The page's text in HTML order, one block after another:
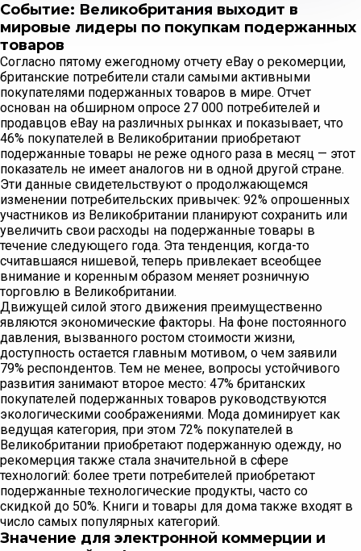
Событие: Великобритания выходит в
мировые лидеры по покупкам подержанных
товаров
Согласно пятому ежегодному отчету eBay о рекомерции,
британские потребители стали самыми активными
покупателями подержанных товаров в мире. Отчет
основан на обширном опросе 27 000 потребителей и
продавцов eBay на различных рынках и показывает, что
46% покупателей в Великобритании приобретают
подержанные товары не реже одного раза в месяц — этот
показатель не имеет аналогов ни в одной другой стране.
Эти данные свидетельствуют о продолжающемся
изменении потребительских привычек: 92% опрошенных
участников из Великобритании планируют сохранить или
увеличить свои расходы на подержанные товары в
течение следующего года. Эта тенденция, когда-то
считавшаяся нишевой, теперь привлекает всеобщее
внимание и коренным образом меняет розничную
торговлю в Великобритании.
Движущей силой этого движения преимущественно
являются экономические факторы. На фоне постоянного
давления, вызванного ростом стоимости жизни,
доступность остается главным мотивом, о чем заявили
79% респондентов. Тем не менее, вопросы устойчивого
развития занимают второе место: 47% британских
покупателей подержанных товаров руководствуются
экологическими соображениями. Мода доминирует как
ведущая категория, при этом 72% покупателей в
Великобритании приобретают подержанную одежду, но
рекомерция также стала значительной в сфере
технологий: более трети потребителей приобретают
подержанные технологические продукты, часто со
скидкой до 50%. Книги и товары для дома также входят в
число самых популярных категорий.
Значение для электронной коммерции и